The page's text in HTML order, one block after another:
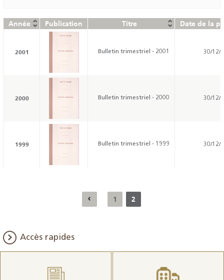
Année Publication Titre Date de la
2001 Bulletin trimestriel - 2001 30/12/
2000 Bulletin trimestriel - 2000 30/12/
1999 Bulletin trimestriel - 1999 30/12/
1 2
Accès rapides